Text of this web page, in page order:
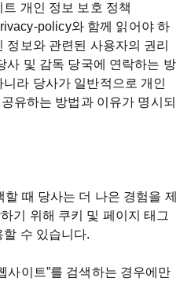
개인 정보 보호 정책
policy와 함께 읽어야 하
정보와 관련된 사용자의 권리
사 및 감독 당국에 연락하는 방
라 당사가 일반적으로 개인
유하는 방법과 이유가 명시되
할 때 당사는 더 나은 경험을 제
기 위해 쿠키 및 페이지 태그
수 있습니다.
사이트”를 검색하는 경우에만